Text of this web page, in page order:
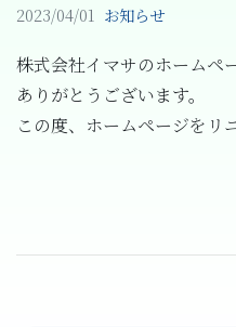
2023/04/01 お知らせ
株式会社イマサのホームペ
ありがとうございます。
この度、ホームページをリ